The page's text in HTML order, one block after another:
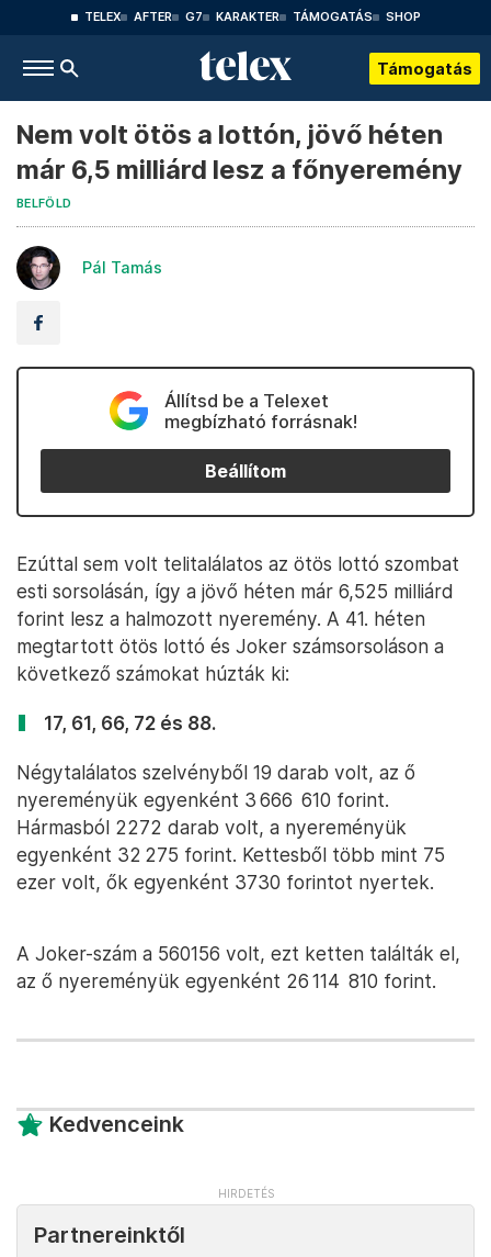
TELEX AFTER G7 KARAKTER TÁMOGATÁS SHOP
Támogatás
Nem volt ötös a lottón, jövő héten
már 6,5 milliárd lesz a főnyeremény
BELFÖLD
Pál Tamás
Állítsd be a Telexet
megbízható forrásnak!
Beállítom
Ezúttal sem volt telitalálatos az ötös lottó szombat
esti sorsolásán, így a jövő héten már 6,525 milliárd
forint lesz a halmozott nyeremény. A 41. héten
megtartott ötös lottó és Joker számsorsoláson a
következő számokat húzták ki:
17, 61, 66, 72 és 88.
Négytalálatos szelvényből 19 darab volt, az ő
nyereményük egyenként 3 666 610 forint.
Hármasból 2272 darab volt, a nyereményük
egyenként 32 275 forint. Kettesből több mint 75
ezer volt, ők egyenként 3730 forintot nyertek.
A Joker-szám a 560156 volt, ezt ketten találták el,
az ő nyereményük egyenként 26 114 810 forint.
Kedvenceink
Partnereinktől